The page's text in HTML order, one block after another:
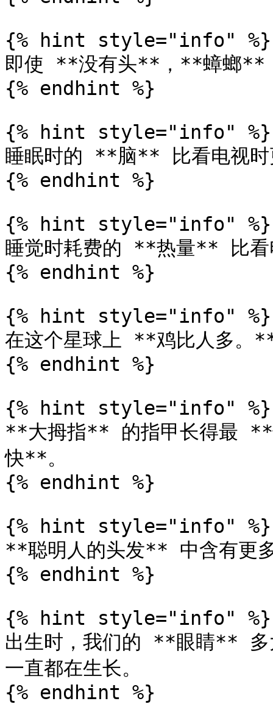
{% hint style="info" %}
即使 **没有头**，**蟑螂
{% endhint %}
{% hint style="info" %}
睡眠时的 **脑** 比看电视时
{% endhint %}
{% hint style="info" %}
睡觉时耗费的 **热量** 比看
{% endhint %}
{% hint style="info" %}
在这个星球上 **鸡比人多。
{% endhint %}
{% hint style="info" %}
**大拇指** 的指甲长得最
快**。
{% endhint %}
{% hint style="info" %}
**聪明人的头发** 中含有更
{% endhint %}
{% hint style="info" %}
出生时，我们的 **眼睛** 多
一直都在生长。
{% endhint %}